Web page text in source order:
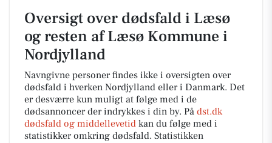
Oversigt over dødsfald i Læsø
og resten af Læsø Kommune i
Nordjylland
Navngivne personer findes ikke i oversigten over
dødsfald i hverken Nordjylland eller i Danmark. Det
er desværre kun muligt at følge med i de
dødsannoncer der indrykkes i din by. På dst.dk
dødsfald og middellevetid kan du følge med i
statistikker omkring dødsfald. Statistikken